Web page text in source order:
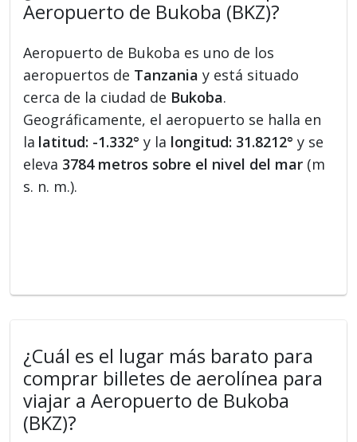
Aeropuerto de Bukoba (BKZ)?
Aeropuerto de Bukoba es uno de los
aeropuertos de Tanzania y está situado
cerca de la ciudad de Bukoba.
Geográficamente, el aeropuerto se halla en
la latitud: -1.332° y la longitud: 31.8212° y se
eleva 3784 metros sobre el nivel del mar (m
s. n. m.).
¿Cuál es el lugar más barato para
comprar billetes de aerolínea para
viajar a Aeropuerto de Bukoba
(BKZ)?